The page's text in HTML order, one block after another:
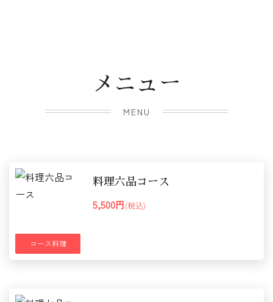
メニュー
MENU
コース料理
料理六品コース
5,500円(税込)